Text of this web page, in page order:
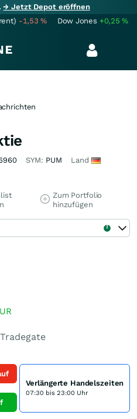
→ Jetzt Depot eröffnen
-1,53% Dow Jones +0,25%
SYM: PUM Land
Zum Portfolio
hinzufügen
Tradegate
Verlängerte Handelszeiten
07:30 bis 23:00 Uhr